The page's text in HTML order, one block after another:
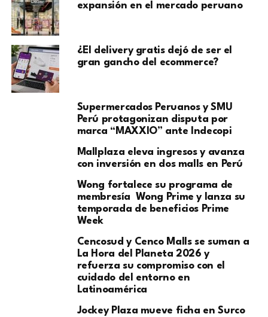
expansión en el mercado peruano
¿El delivery gratis dejó de ser el
gran gancho del ecommerce?
Supermercados Peruanos y SMU
Perú protagonizan disputa por
marca “MAXXIO” ante Indecopi
Mallplaza eleva ingresos y avanza
con inversión en dos malls en Perú
Wong fortalece su programa de
membresía Wong Prime y lanza su
temporada de beneficios Prime
Week
Cencosud y Cenco Malls se suman a
La Hora del Planeta 2026 y
refuerza su compromiso con el
cuidado del entorno en
Latinoamérica
Jockey Plaza mueve ficha en Surco